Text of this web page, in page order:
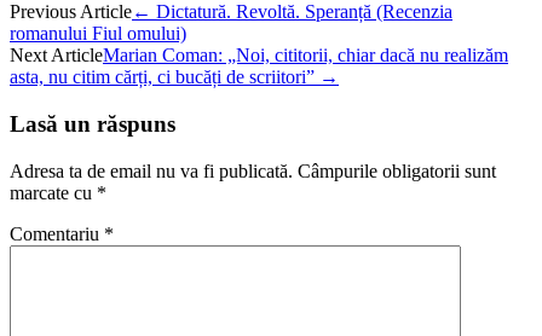
Previous Article← Dictatură. Revoltă. Speranță (Recenzia
romanului Fiul omului)
Next ArticleMarian Coman: „Noi, cititorii, chiar dacă nu realizăm
asta, nu citim cărți, ci bucăți de scriitori” →
Lasă un răspuns
Adresa ta de email nu va fi publicată. Câmpurile obligatorii sunt
marcate cu *
Comentariu *